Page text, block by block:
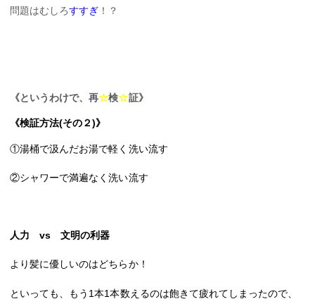
問題はむしろすすぎ ！？
《というわけで、再☆検☆証》
《検証方法(その２)》
①湯桶で汲んだお湯で軽く洗い流す
②シャワーで満遍なく洗い流す
人力vs 文明の利器
より髪に優しいのはどちらか！
といっても、もう 1本1本数えるのは飽きて疲れてしまったので、